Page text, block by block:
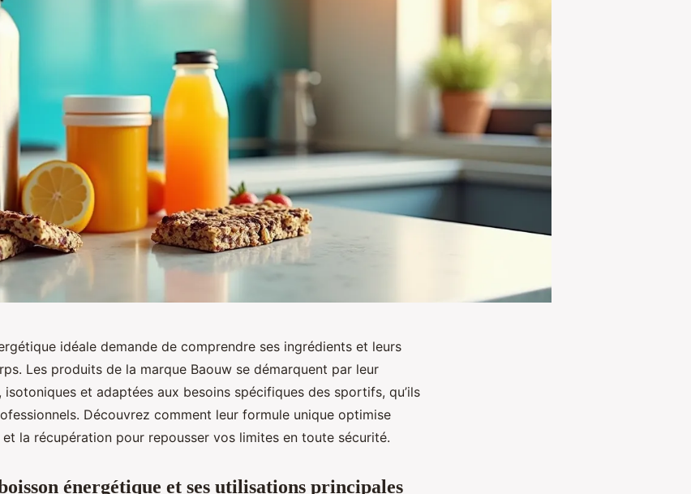
idéale demande de comprendre ses ingrédients et leurs
Les produits de la marque Baouw se démarquent par leur
et adaptées aux besoins spécifiques des sportifs, qu’ils
Découvrez comment leur formule unique optimise
et la récupération pour repousser vos limites en toute sécurité.
énergétique et ses utilisations principales